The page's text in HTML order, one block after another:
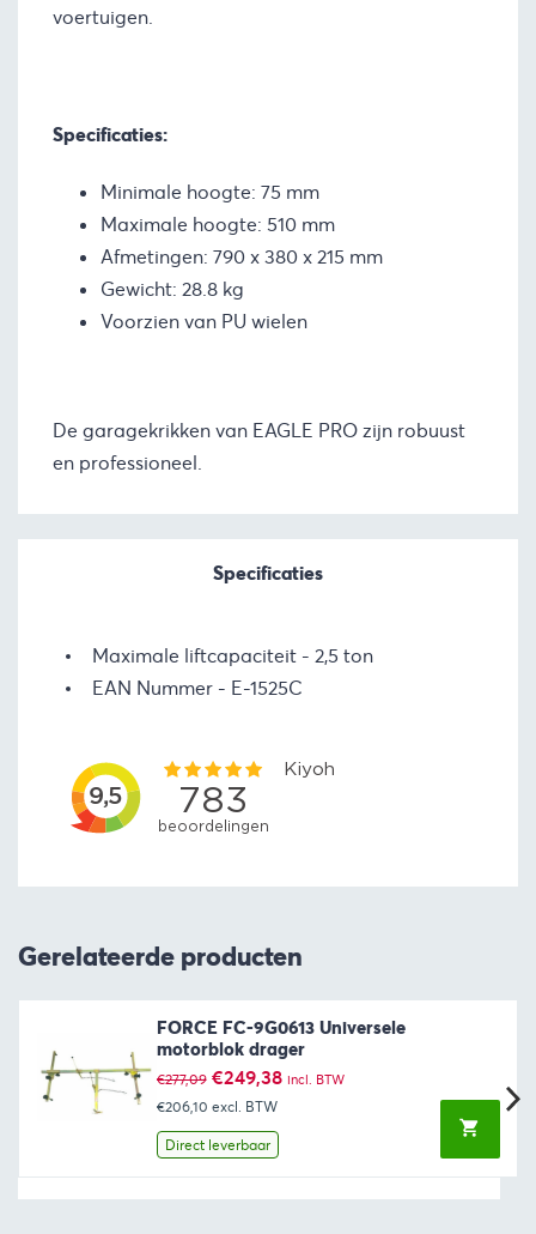
voertuigen.
Specificaties:
Minimale hoogte: 75 mm
Maximale hoogte: 510 mm
Afmetingen: 790 x 380 x 215 mm
Gewicht: 28.8 kg
Voorzien van PU wielen
De garagekrikken van EAGLE PRO zijn robuust
en professioneel.
Specificaties
Maximale liftcapaciteit
2,5 ton
EAN Nummer
E-1525C
Gerelateerde producten
FORCE FC-9G0613 Universele
motorblok drager
€277,09 Oorspronkelijke
prijs
was:
€277,09.
€249,38Huidige
incl. BTW
€206,10 excl. BTW
Direct leverbaar